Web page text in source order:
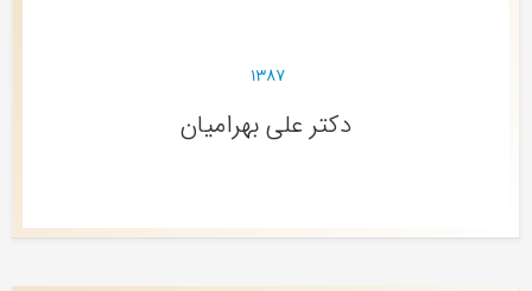
۱۳۸۷
دکتر علی بهرامیان